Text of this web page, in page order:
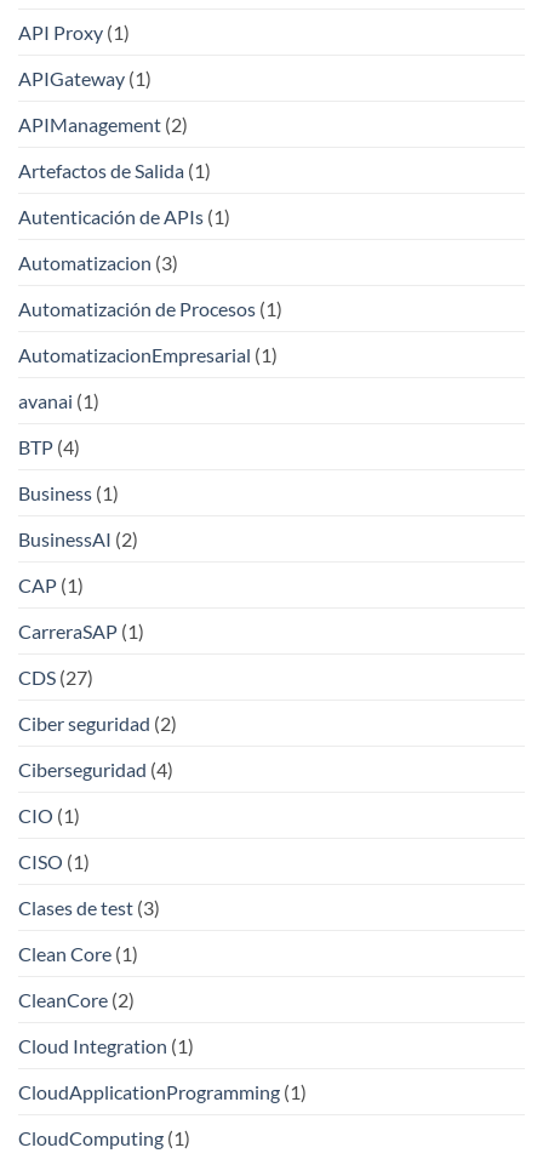
API Proxy (1)
APIGateway (1)
APIManagement (2)
Artefactos de Salida (1)
Autenticación de APIs (1)
Automatizacion (3)
Automatización de Procesos (1)
AutomatizacionEmpresarial (1)
avanai (1)
BTP (4)
Business (1)
BusinessAI (2)
CAP (1)
CarreraSAP (1)
CDS (27)
Ciber seguridad (2)
Ciberseguridad (4)
CIO (1)
CISO (1)
Clases de test (3)
Clean Core (1)
CleanCore (2)
Cloud Integration (1)
CloudApplicationProgramming (1)
CloudComputing (1)